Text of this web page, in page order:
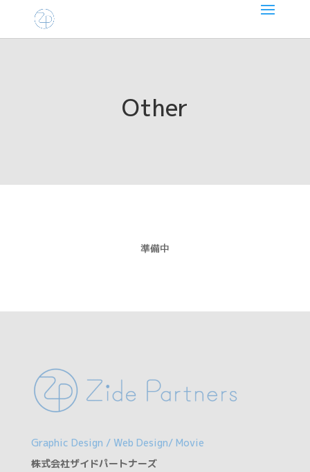
Other
準備中
Graphic Design / Web Design/ Movie
株式会社ザイドパートナーズ